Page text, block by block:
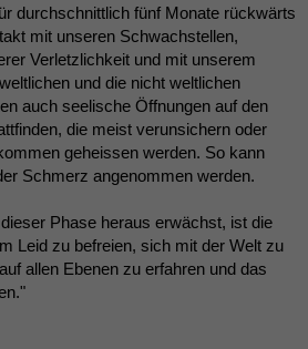
durchschnittlich fünf Monate rückwärts
mit unseren Schwachstellen,
Verletzlichkeit und mit unserem
und die nicht weltlichen
auch seelische Öffnungen auf den
die meist verunsichern oder
geheissen werden. So kann
Schmerz angenommen werden.
Phase heraus erwächst, ist die
Leid zu befreien, sich mit der Welt zu
allen Ebenen zu erfahren und das